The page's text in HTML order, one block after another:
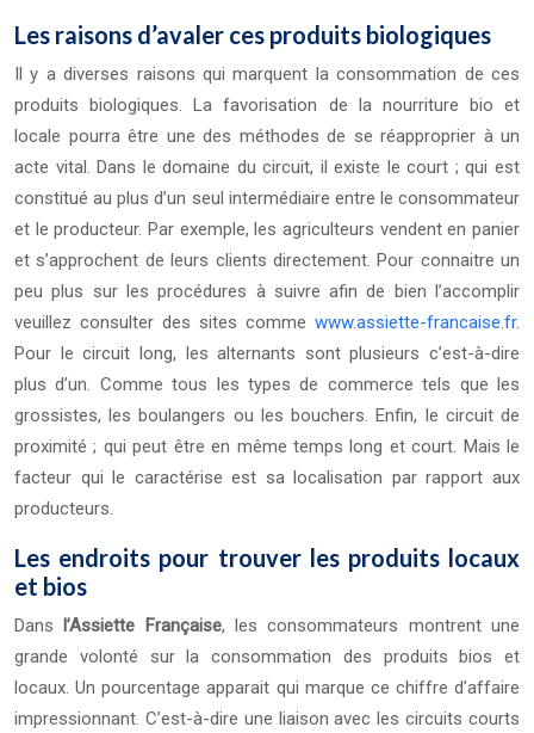
Les raisons d’avaler ces produits biologiques
Il y a diverses raisons qui marquent la consommation de ces
produits biologiques. La favorisation de la nourriture bio et
locale pourra être une des méthodes de se réapproprier à un
acte vital. Dans le domaine du circuit, il existe le court ; qui est
constitué au plus d’un seul intermédiaire entre le consommateur
et le producteur. Par exemple, les agriculteurs vendent en panier
et s’approchent de leurs clients directement. Pour connaitre un
peu plus sur les procédures à suivre afin de bien l’accomplir
veuillez consulter des sites comme www.assiette-francaise.fr.
Pour le circuit long, les alternants sont plusieurs c’est-à-dire
plus d’un. Comme tous les types de commerce tels que les
grossistes, les boulangers ou les bouchers. Enfin, le circuit de
proximité ; qui peut être en même temps long et court. Mais le
facteur qui le caractérise est sa localisation par rapport aux
producteurs.
Les endroits pour trouver les produits locaux
et bios
Dans l’Assiette Française, les consommateurs montrent une
grande volonté sur la consommation des produits bios et
locaux. Un pourcentage apparait qui marque ce chiffre d’affaire
impressionnant. C’est-à-dire une liaison avec les circuits courts